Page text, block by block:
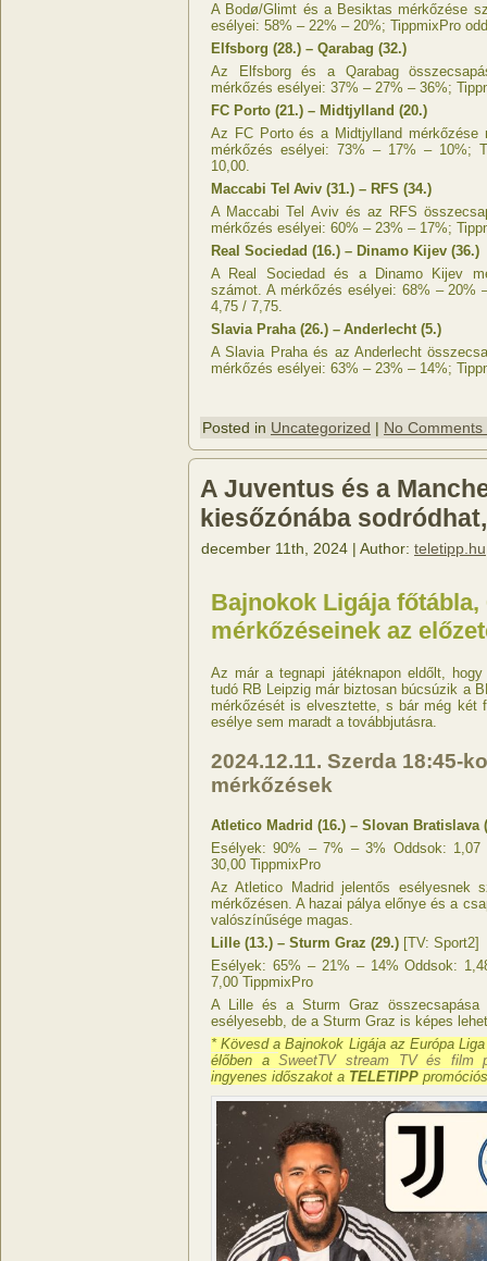
A Bodø/Glimt és a Besiktas mérkőzése
esélyei: 58% – 22% – 20%; TippmixPro
Elfsborg (28.) – Qarabag (32.)
Az Elfsborg és a Qarabag
mérkőzés esélyei: 37% – 27% – 36%;
FC Porto (21.) – Midtjylland (20.)
Az FC Porto és a Midtjylland mérkőzése
mérkőzés esélyei: 73% – 17% – 10%;
10,00.
Maccabi Tel Aviv (31.) – RFS (34.)
A Maccabi Tel Aviv és az RFS
mérkőzés esélyei: 60% – 23% – 17%;
Real Sociedad (16.) – Dinamo Kijev (36.)
A Real Sociedad és a Dinamo Kijev
számot. A mérkőzés esélyei: 68% – 20%
4,75 / 7,75.
Slavia Praha (26.) – Anderlecht (5.)
A Slavia Praha és az Anderlecht
mérkőzés esélyei: 63% – 23% – 14%;
Posted in Uncategorized | No Comments
A Juventus és a
kiesőzónába
december 11th, 2024 | Author: teletipp.hu
Bajnokok Ligája
mérkőzéseinek az
Az már a tegnapi játéknapon eldőlt,
tudó RB Leipzig már biztosan búcsúzik a
mérkőzését is elvesztette, s bár még két
esélye sem maradt a továbbjutásra.
2024.12.11. Szerda 18:45-
mérkőzések
Atletico Madrid (16.) – Slovan Bratislava
Esélyek: 90% – 7% – 3% Oddsok: 1,07
30,00 TippmixPro
Az Atletico Madrid jelentős esélyesnek
mérkőzésen. A hazai pálya előnye és a
valószínűsége magas.
Lille (13.) – Sturm Graz (29.) [TV: Sport2]
Esélyek: 65% – 21% – 14% Oddsok:
7,00 TippmixPro
A Lille és a Sturm Graz
esélyesebb, de a Sturm Graz is képes
* Kövesd a Bajnokok Ligája az Európa
élőben aSweetTV stream TV és film
ingyenes időszakot a TELETIPP